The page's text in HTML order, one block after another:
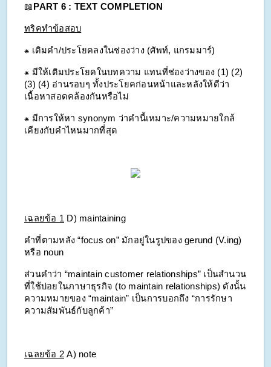
📖 PART 6 : TEXT COMPLETION
ทริคทำข้อสอบ
⁕ เติมคำ/ประโยคลงในช่องว่าง (ศัพท์, แกรมมาร์)
⁕ มีให้เติมประโยคในบทความ แทนที่ช่องว่างของ (1) (2)
(3) (4) อ่านรอบๆ ทั้งประโยคก่อนหน้าและหลังให้ดีว่า
เนื้อหาสอดคล้องกันหรือไม่
⁕ มีการให้หา synonym ว่าคำนี้เหมาะ/ความหมายใกล้
เคียงกับคำไหนมากที่สุด
เฉลยข้อ 1 D) maintaining
คำที่ตามหลัง “focus on” มักอยู่ในรูปของ gerund (V.ing)
หรือ noun
ส่วนคำว่า “maintain customer relationships” เป็นสำนวน
ที่ใช้บ่อยในภาษาธุรกิจ (to maintain relationships) ดังนั้น
ความหมายของ “maintain” เป็นการบอกถึง “การรักษา
ความสัมพันธ์กับลูกค้า”
เฉลยข้อ 2 A) note